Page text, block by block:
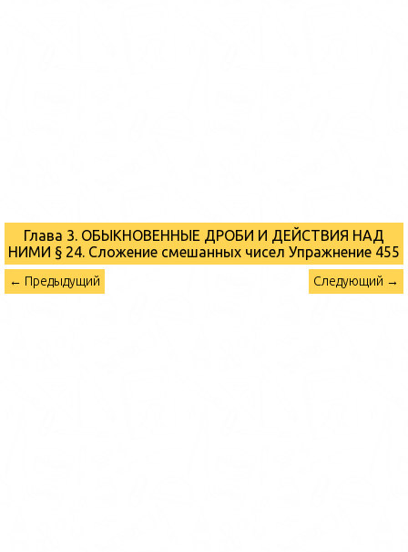
Глава 3. ОБЫКНОВЕННЫЕ ДРОБИ И ДЕЙСТВИЯ НАД
НИМИ § 24. Сложение смешанных чисел Упражнение 455
← Предыдущий Следующий →